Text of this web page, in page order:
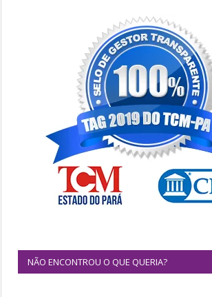
NÃO ENCONTROU O QUE QUERIA?